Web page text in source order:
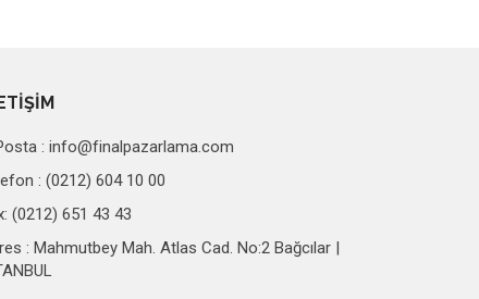
:info@finalpazarlama.com
: (0212) 604 10 00
(0212) 651 43 43
: Mahmutbey Mah. Atlas Cad. No:2 Bağcılar |